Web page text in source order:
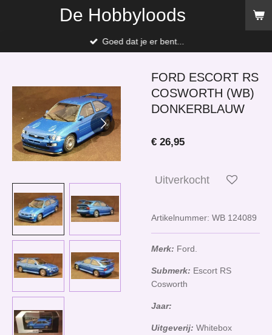
de
De Hobbyloods
Goed dat je er bent...
FORD ESCORT RS
COSWORTH (WB)
DONKERBLAUW
€ 26,95
Uitverkocht
Artikelnummer: WB 124089
Merk: Ford.
Submerk: Escort RS
Cosworth
Jaar:
Uitgeverij: Whitebox